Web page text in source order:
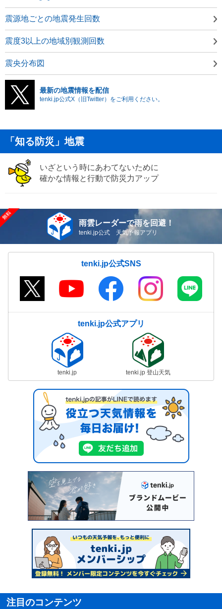
震源地ごとの地震発生回数
震度3以上の地域別観測回数
震央分布図
最新の地震情報を配信
tenki.jp公式X（旧Twitter）をご利用ください。
「知る防災」地震
いざという時にあわてないために
確かな情報と行動で防災力アップ
雨雲レーダーで雨を回避！
tenki.jp公式 天気予報アプリ
tenki.jp公式SNS
tenki.jp公式アプリ
tenki.jp tenki.jp 登山天気
注目のコンテンツ